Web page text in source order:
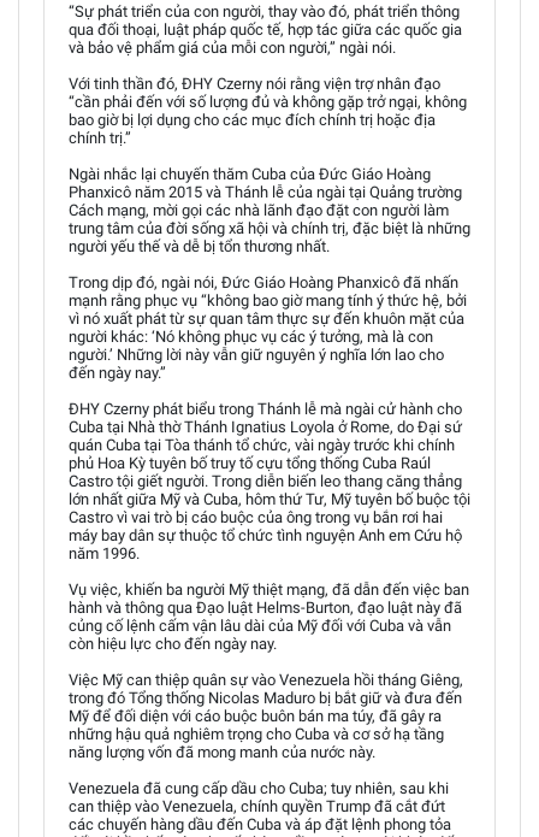
“Sự phát triển của con người, thay vào đó, phát triển thông
qua đối thoại, luật pháp quốc tế, hợp tác giữa các quốc gia
và bảo vệ phẩm giá của mỗi con người,” ngài nói.
Với tinh thần đó, ĐHY Czerny nói rằng viện trợ nhân đạo
“cần phải đến với số lượng đủ và không gặp trở ngại, không
bao giờ bị lợi dụng cho các mục đích chính trị hoặc địa
chính trị.”
Ngài nhắc lại chuyến thăm Cuba của Đức Giáo Hoàng
Phanxicô năm 2015 và Thánh lễ của ngài tại Quảng trường
Cách mạng, mời gọi các nhà lãnh đạo đặt con người làm
trung tâm của đời sống xã hội và chính trị, đặc biệt là những
người yếu thế và dễ bị tổn thương nhất.
Trong dịp đó, ngài nói, Đức Giáo Hoàng Phanxicô đã nhấn
mạnh rằng phục vụ “không bao giờ mang tính ý thức hệ, bởi
vì nó xuất phát từ sự quan tâm thực sự đến khuôn mặt của
người khác: ‘Nó không phục vụ các ý tưởng, mà là con
người.’ Những lời này vẫn giữ nguyên ý nghĩa lớn lao cho
đến ngày nay.”
ĐHY Czerny phát biểu trong Thánh lễ mà ngài cử hành cho
Cuba tại Nhà thờ Thánh Ignatius Loyola ở Rome, do Đại sứ
quán Cuba tại Tòa thánh tổ chức, vài ngày trước khi chính
phủ Hoa Kỳ tuyên bố truy tố cựu tổng thống Cuba Raúl
Castro tội giết người. Trong diễn biến leo thang căng thẳng
lớn nhất giữa Mỹ và Cuba, hôm thứ Tư, Mỹ tuyên bố buộc tội
Castro vì vai trò bị cáo buộc của ông trong vụ bắn rơi hai
máy bay dân sự thuộc tổ chức tình nguyện Anh em Cứu hộ
năm 1996.
Vụ việc, khiến ba người Mỹ thiệt mạng, đã dẫn đến việc ban
hành và thông qua Đạo luật Helms-Burton, đạo luật này đã
củng cố lệnh cấm vận lâu dài của Mỹ đối với Cuba và vẫn
còn hiệu lực cho đến ngày nay.
Việc Mỹ can thiệp quân sự vào Venezuela hồi tháng Giêng,
trong đó Tổng thống Nicolas Maduro bị bắt giữ và đưa đến
Mỹ để đối diện với cáo buộc buôn bán ma túy, đã gây ra
những hậu quả nghiêm trọng cho Cuba và cơ sở hạ tầng
năng lượng vốn đã mong manh của nước này.
Venezuela đã cung cấp dầu cho Cuba; tuy nhiên, sau khi
can thiệp vào Venezuela, chính quyền Trump đã cắt đứt
các chuyến hàng dầu đến Cuba và áp đặt lệnh phong tỏa